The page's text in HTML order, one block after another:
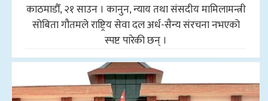
काठमाडौँ, २१ साउन । कानुन, न्याय तथा संसदीय मामिलामन्त्री
सोबिता गौतमले राष्ट्रिय सेवा दल अर्ध-सैन्य संरचना नभएको
स्पष्ट पारेकी छन् ।